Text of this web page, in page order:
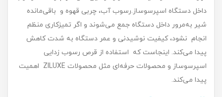
داخل دستگاه اسپرسوساز.رسوب آب، چربی قهوه و باقی‌مانده
شیر به‌مرور داخل دستگاه جمع می‌شوند و اگر تمیزکاری منظم
انجام نشود، کیفیت نوشیدنی و عمر دستگاه به شدت کاهش
پیدا می‌کند. اینجاست که استفاده از قرص رسوب زدایی
اسپرسوساز و محصولات حرفه‌ای مثل محصولات ZILUXE اهمیت
پیدا می‌کند.